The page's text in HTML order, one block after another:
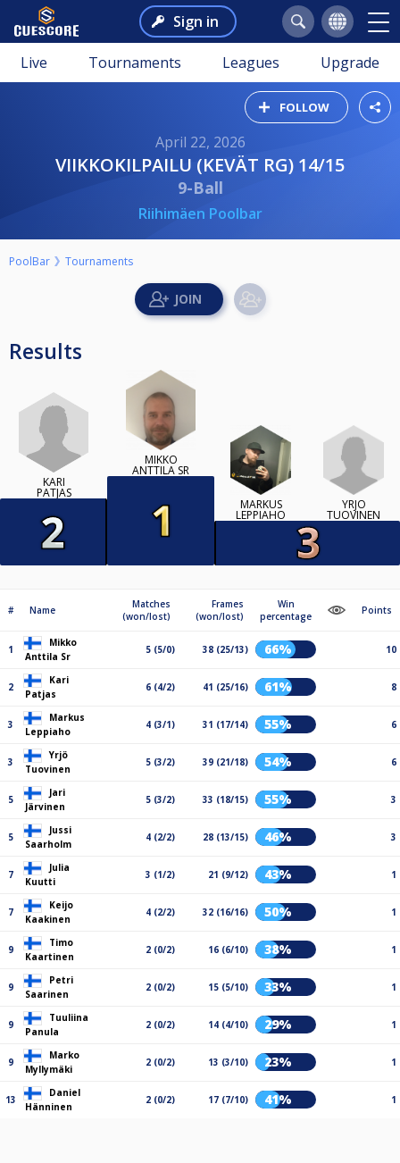
Sign in
Live Tournaments Leagues Upgrade
FOLLOW
April 22, 2026
VIIKKOKILPAILU (KEVÄT RG) 14/15
9-Ball
Riihimäen Poolbar
PoolBar Tournaments
Results
KARI
PATJAS
MIKKO
ANTTILA SR
MARKUS
LEPPIAHO
YRJÖ
TUOVINEN
# Name
Matches
(won/lost)
Frames
(won/lost)
Win
percentage
Points
1
Mikko
Anttila Sr
5 (5/0) 38 (25/13) 66% 10
2
Kari
Patjas
6 (4/2) 41 (25/16) 61% 8
3
Markus
Leppiaho
4 (3/1) 31 (17/14) 55% 6
3
Yrjö
Tuovinen
5 (3/2) 39 (21/18) 54% 6
5
Jari
Järvinen
5 (3/2) 33 (18/15) 55% 3
5
Jussi
Saarholm
4 (2/2) 28 (13/15) 46% 3
7
Julia
Kuutti
3 (1/2) 21 (9/12) 43% 1
7
Keijo
Kaakinen
4 (2/2) 32 (16/16) 50% 1
9
Timo
Kaartinen
2 (0/2) 16 (6/10) 38% 1
9
Petri
Saarinen
2 (0/2) 15 (5/10) 33% 1
9
Tuuliina
Panula
2 (0/2) 14 (4/10) 29% 1
9
Marko
Myllymäki
2 (0/2) 13 (3/10) 23% 1
13
Daniel
Hänninen
2 (0/2) 17 (7/10) 41% 1